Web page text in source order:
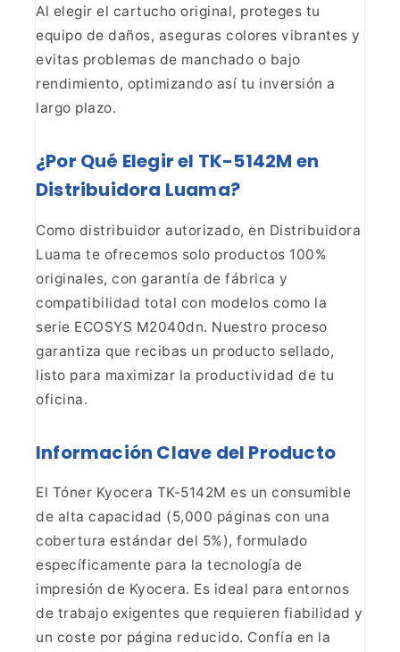
Al elegir el cartucho original, proteges tu
equipo de daños, aseguras colores vibrantes y
evitas problemas de manchado o bajo
rendimiento, optimizando así tu inversión a
largo plazo.
¿Por Qué Elegir el TK-5142M en
Distribuidora Luama?
Como distribuidor autorizado, en Distribuidora
Luama te ofrecemos solo productos 100%
originales, con garantía de fábrica y
compatibilidad total con modelos como la
serie ECOSYS M2040dn. Nuestro proceso
garantiza que recibas un producto sellado,
listo para maximizar la productividad de tu
oficina.
Información Clave del Producto
El Tóner Kyocera TK-5142M es un consumible
de alta capacidad (5,000 páginas con una
cobertura estándar del 5%), formulado
específicamente para la tecnología de
impresión de Kyocera. Es ideal para entornos
de trabajo exigentes que requieren fiabilidad y
un coste por página reducido. Confía en la